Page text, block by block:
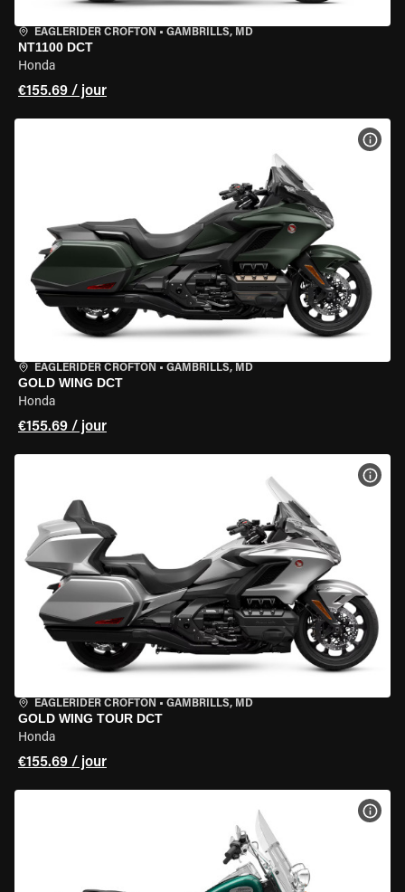
EAGLERIDER CROFTON • GAMBRILLS, MD
NT1100 DCT
Honda
€155.69 / jour
EAGLERIDER CROFTON • GAMBRILLS, MD
GOLD WING DCT
Honda
€155.69 / jour
EAGLERIDER CROFTON • GAMBRILLS, MD
GOLD WING TOUR DCT
Honda
€155.69 / jour